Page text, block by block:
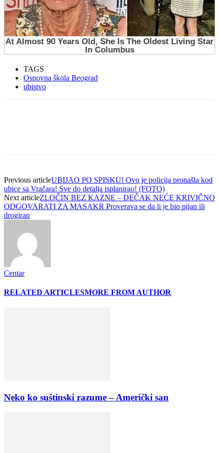
TAGS
Osnovna škola Beograd
ubistvo
Previous articleUBIJAO PO SPISKU! Ovo je policija pronašla kod
ubice sa Vračara! Sve do detalja isplanirao! (FOTO)
Next articleZLOČIN BEZ KAZNE – DEČAK NEĆE KRIVIČNO
ODGOVARATI ZA MASAKR Proverava se da li je bio pijan ili
drogiran
Centar
RELATED ARTICLESMORE FROM AUTHOR
Neko ko suštinski razume – Američki san